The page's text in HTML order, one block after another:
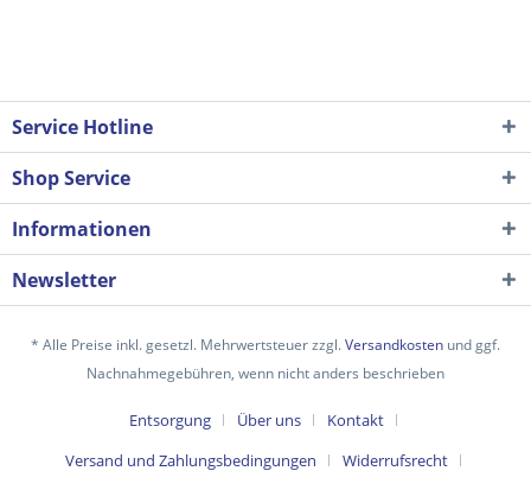
Service Hotline
Shop Service
Informationen
Newsletter
* Alle Preise inkl. gesetzl. Mehrwertsteuer zzgl.Versandkosten und ggf.
Nachnahmegebühren, wenn nicht anders beschrieben
Entsorgung Über uns
Kontakt
Versand und Zahlungsbedingungen
Widerrufsrecht